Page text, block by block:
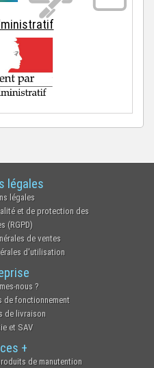
légales
légales
et de protection des
(RGPD)
de ventes
d'utilisation
nous ?
de fonctionnement
de livraison
et SAV
+
de manutention